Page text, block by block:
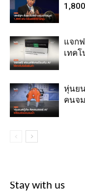
แจก
เทค
หุ่นย
คนจ
Stay with us